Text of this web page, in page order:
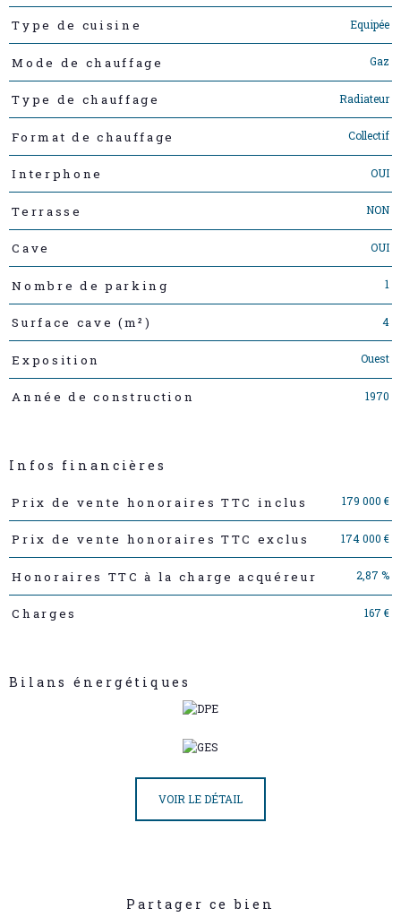
Type de cuisine Equipée
Mode de chauffage Gaz
Type de chauffage Radiateur
Format de chauffage Collectif
Interphone OUI
Terrasse NON
Cave OUI
Nombre de parking 1
Surface cave (m²) 4
Exposition Ouest
Année de construction 1970
Infos financières
Caractéristiques Valeurs
Prix de vente honoraires TTC inclus 179 000 €
Prix de vente honoraires TTC exclus 174 000 €
Honoraires TTC à la charge acquéreur 2,87 %
Charges 167 €
Bilans énergétiques
VOIR LE DÉTAIL
Partager ce bien